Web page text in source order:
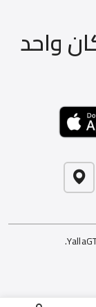
واحد